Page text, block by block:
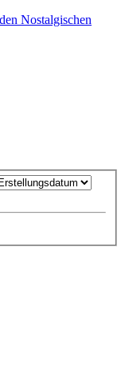
Nostalgischen